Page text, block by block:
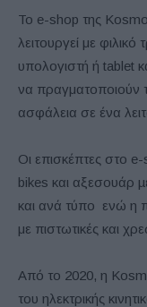
To e-shop της
λειτουργεί με
υπολογιστή ή tablet
να πραγματοποιούν
ασφάλεια σε ένα
Οι επισκέπτες στο
bikes και αξεσουάρ
και ανά τύπο ενώ η
με πιστωτικές και
Από το 2020, η
του ηλεκτρικής